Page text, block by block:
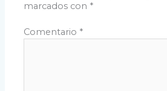
marcados con *
Comentario *